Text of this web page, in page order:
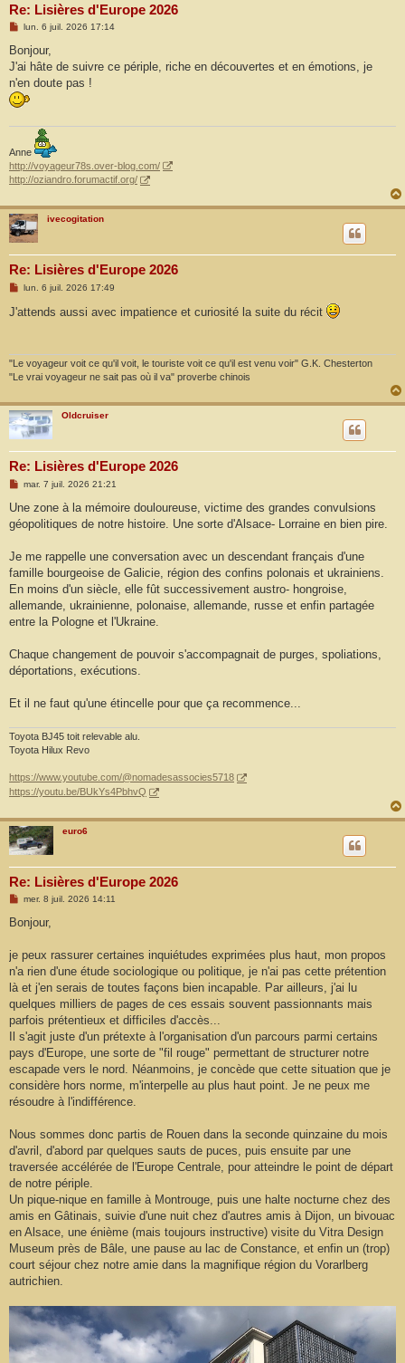
Re: Lisières d'Europe 2026
M
s
a
g
e
lun. 6 juil. 2026 17:14
Bonjour,
J'ai hâte de suivre ce périple, riche en découvertes et en émotions, je
n'en doute pas !
Anne
http://voyageur78s.over-blog.com/
http://oziandro.forumactif.org/
ivecogitation
Re: Lisières d'Europe 2026
M
s
s
lun. 6 juil. 2026 17:49
J'attends aussi avec impatience et curiosité la suite du récit
"Le voyageur voit ce qu'il voit, le touriste voit ce qu'il est venu voir" G.K. Chesterton
"Le vrai voyageur ne sait pas où il va" proverbe chinois
Oldcruiser
Re: Lisières d'Europe 2026
M
s
a
mar. 7 juil. 2026 21:21
Une zone à la mémoire douloureuse, victime des grandes convulsions
géopolitiques de notre histoire. Une sorte d'Alsace- Lorraine en bien pire.
Je me rappelle une conversation avec un descendant français d'une
famille bourgeoise de Galicie, région des confins polonais et ukrainiens.
En moins d'un siècle, elle fût successivement austro- hongroise,
allemande, ukrainienne, polonaise, allemande, russe et enfin partagée
entre la Pologne et l'Ukraine.
Chaque changement de pouvoir s'accompagnait de purges, spoliations,
déportations, exécutions.
Et il ne faut qu'une étincelle pour que ça recommence...
Toyota BJ45 toit relevable alu.
Toyota Hilux Revo
https://www.youtube.com/@nomadesassocies5718
https://youtu.be/BUkYs4PbhvQ
euro6
Re: Lisières d'Europe 2026
M
s
g
e
mer. 8 juil. 2026 14:11
Bonjour,
je peux rassurer certaines inquiétudes exprimées plus haut, mon propos
n'a rien d'une étude sociologique ou politique, je n'ai pas cette prétention
là et j'en serais de toutes façons bien incapable. Par ailleurs, j'ai lu
quelques milliers de pages de ces essais souvent passionnants mais
parfois prétentieux et difficiles d'accès...
Il s'agit juste d'un prétexte à l'organisation d'un parcours parmi certains
pays d'Europe, une sorte de "fil rouge" permettant de structurer notre
escapade vers le nord. Néanmoins, je concède que cette situation que je
considère hors norme, m'interpelle au plus haut point. Je ne peux me
résoudre à l'indifférence.
Nous sommes donc partis de Rouen dans la seconde quinzaine du mois
d'avril, d'abord par quelques sauts de puces, puis ensuite par une
traversée accélérée de l'Europe Centrale, pour atteindre le point de départ
de notre périple.
Un pique-nique en famille à Montrouge, puis une halte nocturne chez des
amis en Gâtinais, suivie d'une nuit chez d'autres amis à Dijon, un bivouac
en Alsace, une énième (mais toujours instructive) visite du Vitra Design
Museum près de Bâle, une pause au lac de Constance, et enfin un (trop)
court séjour chez notre amie dans la magnifique région du Vorarlberg
autrichien.